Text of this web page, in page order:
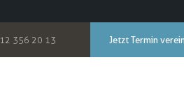
356 20 13 Jetzt Termin